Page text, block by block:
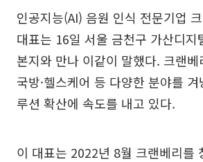
인공지능(AI) 음원 인식 전문기업
대표는 16일 서울 금천구 가산디지
본지와 만나 이같이 말했다. 크랜베
국방·헬스케어 등 다양한 분야를
루션 확산에 속도를 내고 있다.
이 대표는 2022년 8월 크랜베리를